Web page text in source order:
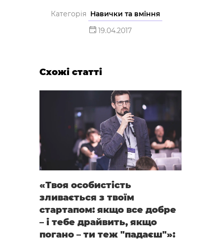
Категорія Навички та вміння
19.04.2017
Схожі статті
«Твоя особистість
зливається з твоїм
стартапом: якщо все добре
– і тебе драйвить, якщо
погано – ти теж "падаєш"»: